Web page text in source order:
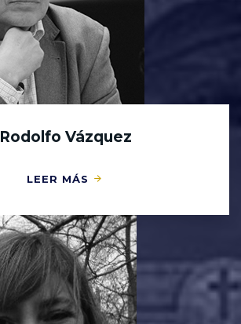
Rodolfo Vázquez
LEER MÁS